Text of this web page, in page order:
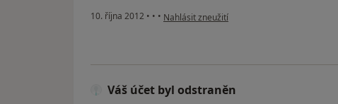
10. října 2012 • • • podle názoru uživatele Váš účet byl odstraněn
Nahlásit zneužití
Váš účet byl odstraněn